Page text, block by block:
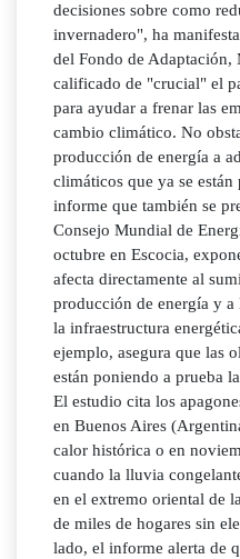
decisiones sobre como
invernadero", ha
del Fondo de
calificado de "crucial" el
para ayudar a frenar las
cambio climático. No
producción de energía a
climáticos que ya se
informe que también se
Consejo Mundial de
octubre en Escocia,
afecta directamente al
producción de energía y
la infraestructura
ejemplo, asegura que las
están poniendo a prueba
El estudio cita los
en Buenos Aires
calor histórica o en
cuando la lluvia
en el extremo oriental de
de miles de hogares sin
lado, el informe alerta de